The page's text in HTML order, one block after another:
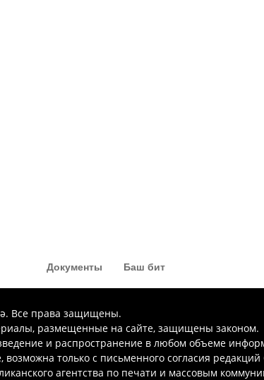
Документы Баш бит
Все права защищены.
размещенные на сайте, защищены законом.
и распространение в любом объеме
только с письменного согласия
агентства по печати и массовым